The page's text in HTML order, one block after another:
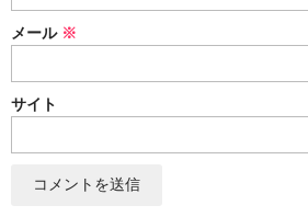
パーツ
アウトレット
メール ※
サイト